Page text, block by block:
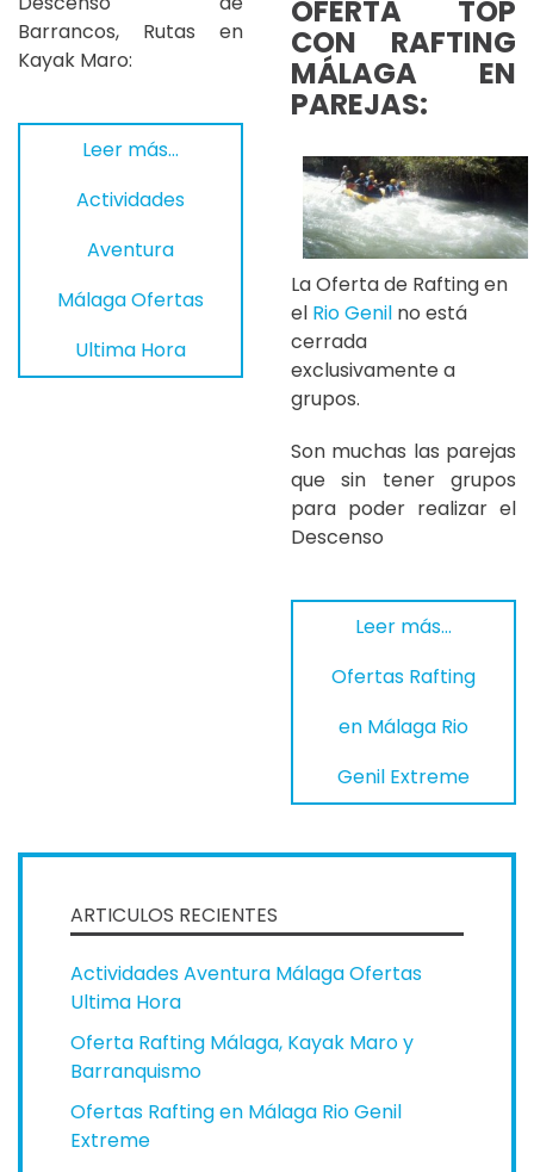
Barrancos, Rutas en
Kayak Maro:
Leer más…
Actividades
Aventura
Málaga Ofertas
Ultima Hora
OFERTA TOP
CON RAFTING
MÁLAGA EN
PAREJAS:
La Oferta de Rafting en
el Rio Genil no está
cerrada
exclusivamente a
grupos.
Son muchas las parejas
que sin tener grupos
para poder realizar el
Descenso
Leer más…
Ofertas Rafting
en Málaga Rio
Genil Extreme
ARTICULOS RECIENTES
Actividades Aventura Málaga Ofertas
Ultima Hora
Oferta Rafting Málaga, Kayak Maro y
Barranquismo
Ofertas Rafting en Málaga Rio Genil
Extreme